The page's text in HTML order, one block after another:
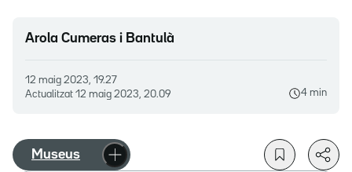
Arola Cumeras i Bantulà
12 maig 2023, 19.27
Actualitzat 12 maig 2023, 20.09 4 min
Museus